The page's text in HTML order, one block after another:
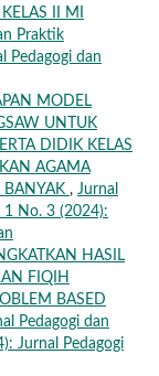
II MI
Praktik
Pedagogi dan
MODEL
UNTUK
DIDIK KELAS
AGAMA
BANYAK , Jurnal
1 No. 3 (2024):
HASIL
FIQIH
BASED
Pedagogi dan
Jurnal Pedagogi